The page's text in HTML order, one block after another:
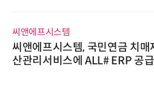
씨앤에프시스템
씨앤에프시스템, 국민연금 치매
산관리서비스에 ALL# ERP 공급